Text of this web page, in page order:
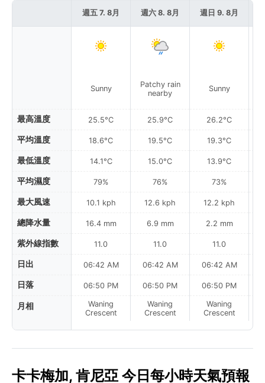
最高溫度
平均溫度
最低溫度
平均濕度
最大風速
總降水量
紫外線指數
日出
日落
月相
週五 7. 8月
Sunny
25.5°C
18.6°C
14.1°C
79%
10.1 kph
16.4 mm
11.0
06:42 AM
06:50 PM
Waning
Crescent
週六 8. 8月
Patchy rain
nearby
25.9°C
19.5°C
15.0°C
76%
12.6 kph
6.9 mm
11.0
06:42 AM
06:50 PM
Waning
Crescent
週日 9. 8月
Sunny
26.2°C
19.3°C
13.9°C
73%
12.2 kph
2.2 mm
11.0
06:42 AM
06:50 PM
Waning
Crescent
卡卡梅加, 肯尼亞 今日每小時天氣預報